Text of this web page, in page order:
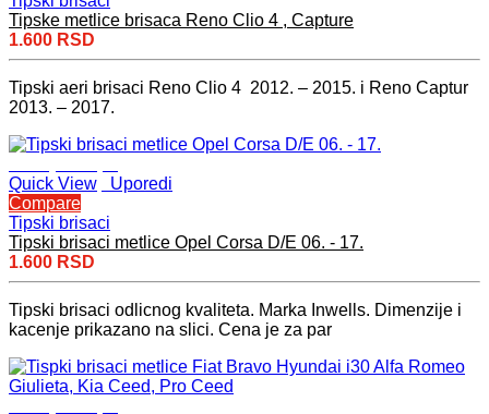
Tipske metlice brisaca Reno Clio 4 , Capture
1.600 RSD
Tipski aeri brisaci Reno Clio 4 2012. – 2015. i Reno Captur
2013. – 2017.
Quick View
Uporedi
Compare
Tipski brisaci
Tipski brisaci metlice Opel Corsa D/E 06. - 17.
1.600 RSD
Tipski brisaci odlicnog kvaliteta. Marka Inwells. Dimenzije i
kacenje prikazano na slici. Cena je za par